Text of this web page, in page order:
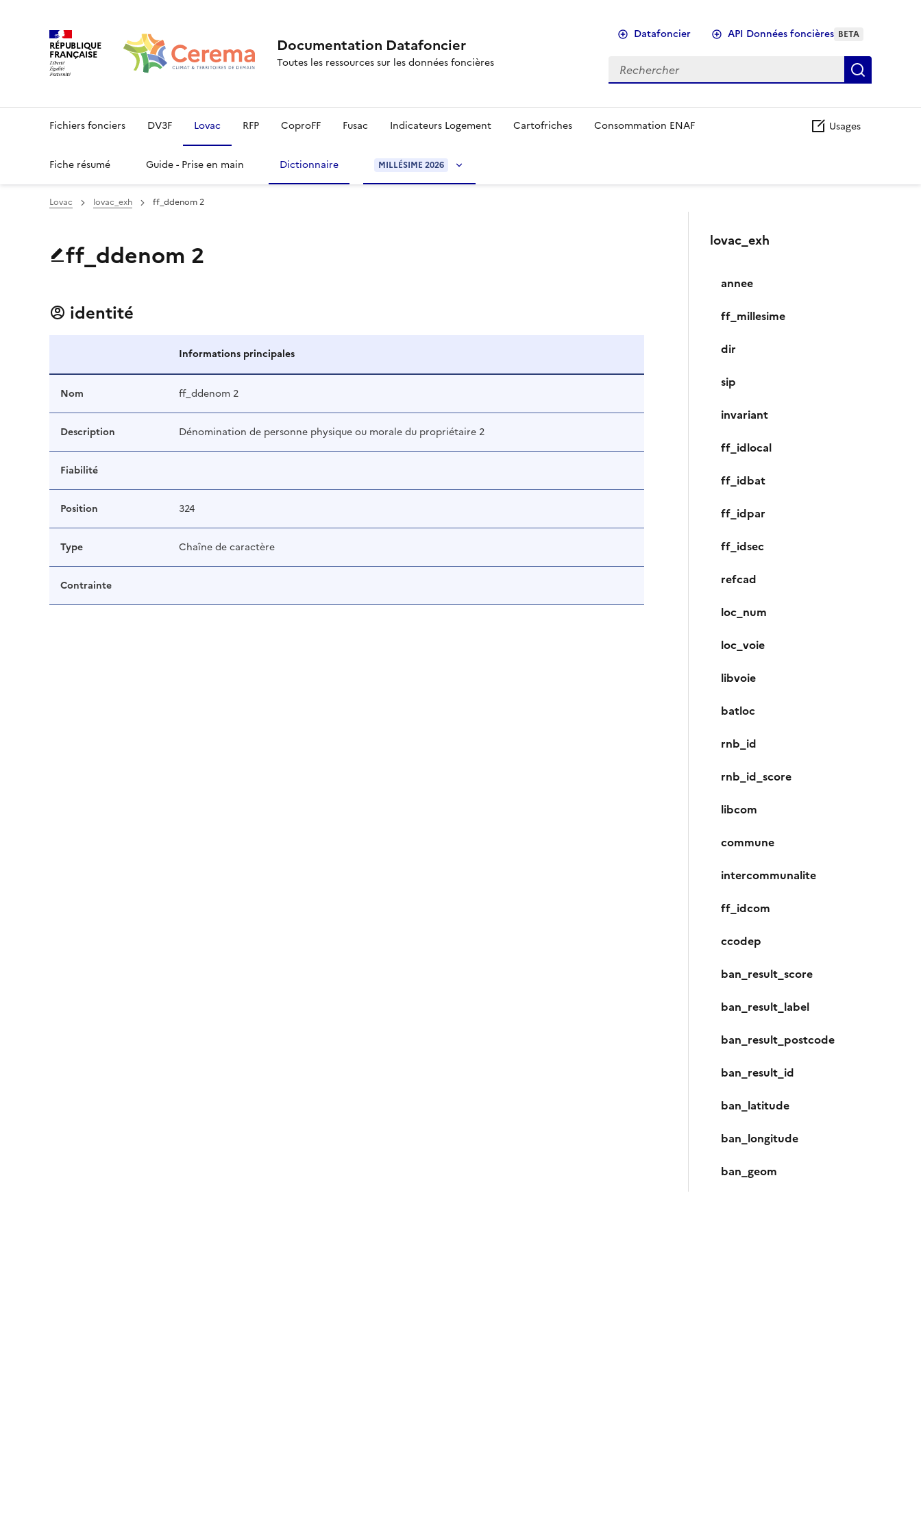
RÉPUBLIQUE
FRANÇAISE Documentation Datafoncier
Toutes les ressources sur les données foncières
Datafoncier API Données foncières BETA
Rechercher
Fichiers fonciers DV3F Lovac RFP CoproFF Fusac Indicateurs Logement Cartofriches Consommation ENAF Usages
Fiche résumé Guide - Prise en main Dictionnaire MILLÉSIME 2026
Lovac lovac_exh ff_ddenom 2
ff_ddenom 2
identité
Informations principales
Nom ff_ddenom 2
Description Dénomination de personne physique ou morale du propriétaire 2
Fiabilité
Position 324
Type Chaîne de caractère
Contrainte
lovac_exh
annee
ff_millesime
dir
sip
invariant
ff_idlocal
ff_idbat
ff_idpar
ff_idsec
refcad
loc_num
loc_voie
libvoie
batloc
rnb_id
rnb_id_score
libcom
commune
intercommunalite
ff_idcom
ccodep
ban_result_score
ban_result_label
ban_result_postcode
ban_result_id
ban_latitude
ban_longitude
ban_geom